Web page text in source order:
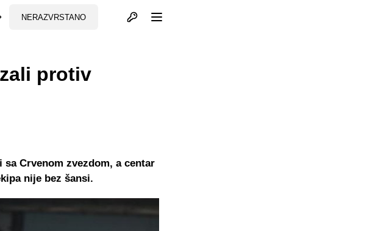
NERAZVRSTANO Otvori profil
protiv
Crvenom zvezdom, a centar
nije bez šansi.